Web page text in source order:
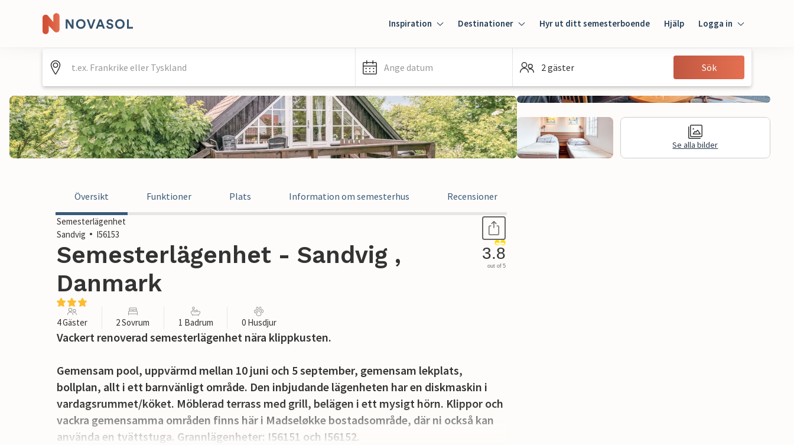
Inspiration Destinationer Hyr ut ditt semesterboende Hjälp Logga in
Gäst
Ange datum 2 gäster Sök
Se alla bilder
Översikt Funktioner Plats Information om semesterhus Recensioner
Semesterlägenhet
Sandvig
I56153
Semesterlägenhet - Sandvig ,
Danmark
3.8
out of 5
4 Gäster 2 Sovrum 1 Badrum 0 Husdjur
Vackert renoverad semesterlägenhet nära klippkusten.
Gemensam pool, uppvärmd mellan 10 juni och 5 september, gemensam lekplats,
bollplan, allt i ett barnvänligt område. Den inbjudande lägenheten har en diskmaskin i
vardagsrummet/köket. Möblerad terrass med grill, belägen i ett mysigt hörn. Klippor och
vackra gemensamma områden finns här i Madseløkke bostadsområde, där ni också kan
använda en tvättstuga. Grannlägenheter: I56151 och I56152.